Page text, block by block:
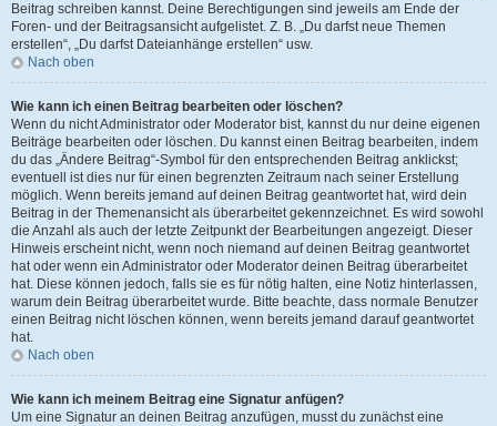
Beitrag schreiben kannst. Deine Berechtigungen sind jeweils am Ende der
Foren- und der Beitragsansicht aufgelistet. Z. B. „Du darfst neue Themen
erstellen“, „Du darfst Dateianhänge erstellen“ usw.
Nach oben
Wie kann ich einen Beitrag bearbeiten oder löschen?
Wenn du nicht Administrator oder Moderator bist, kannst du nur deine eigenen
Beiträge bearbeiten oder löschen. Du kannst einen Beitrag bearbeiten, indem
du das „Ändere Beitrag“-Symbol für den entsprechenden Beitrag anklickst;
eventuell ist dies nur für einen begrenzten Zeitraum nach seiner Erstellung
möglich. Wenn bereits jemand auf deinen Beitrag geantwortet hat, wird dein
Beitrag in der Themenansicht als überarbeitet gekennzeichnet. Es wird sowohl
die Anzahl als auch der letzte Zeitpunkt der Bearbeitungen angezeigt. Dieser
Hinweis erscheint nicht, wenn noch niemand auf deinen Beitrag geantwortet
hat oder wenn ein Administrator oder Moderator deinen Beitrag überarbeitet
hat. Diese können jedoch, falls sie es für nötig halten, eine Notiz hinterlassen,
warum dein Beitrag überarbeitet wurde. Bitte beachte, dass normale Benutzer
einen Beitrag nicht löschen können, wenn bereits jemand darauf geantwortet
hat.
Nach oben
Wie kann ich meinem Beitrag eine Signatur anfügen?
Um eine Signatur an deinen Beitrag anzufügen, musst du zunächst eine